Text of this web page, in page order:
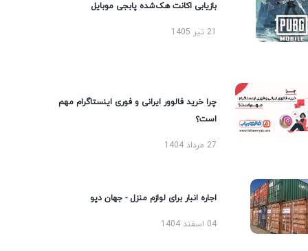
بازیابی اکانت هک‌شده پابجی موبایل
چرا خرید فالوور ایرانی و فوری اینستاگرام مهم
است؟
27 مرداد 1404
اجاره انبار برای لوازم منزل - جهان دپو
04 اسفند 1404